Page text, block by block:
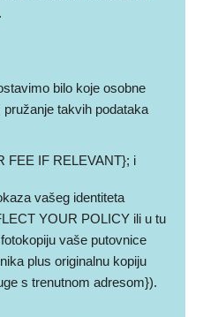
bilo koje osobne
takvih podataka
FEE IF RELEVANT}; i
vašeg identiteta
YOUR POLICY ili u tu
vaše putovnice
plus originalnu kopiju
s trenutnom adresom}).